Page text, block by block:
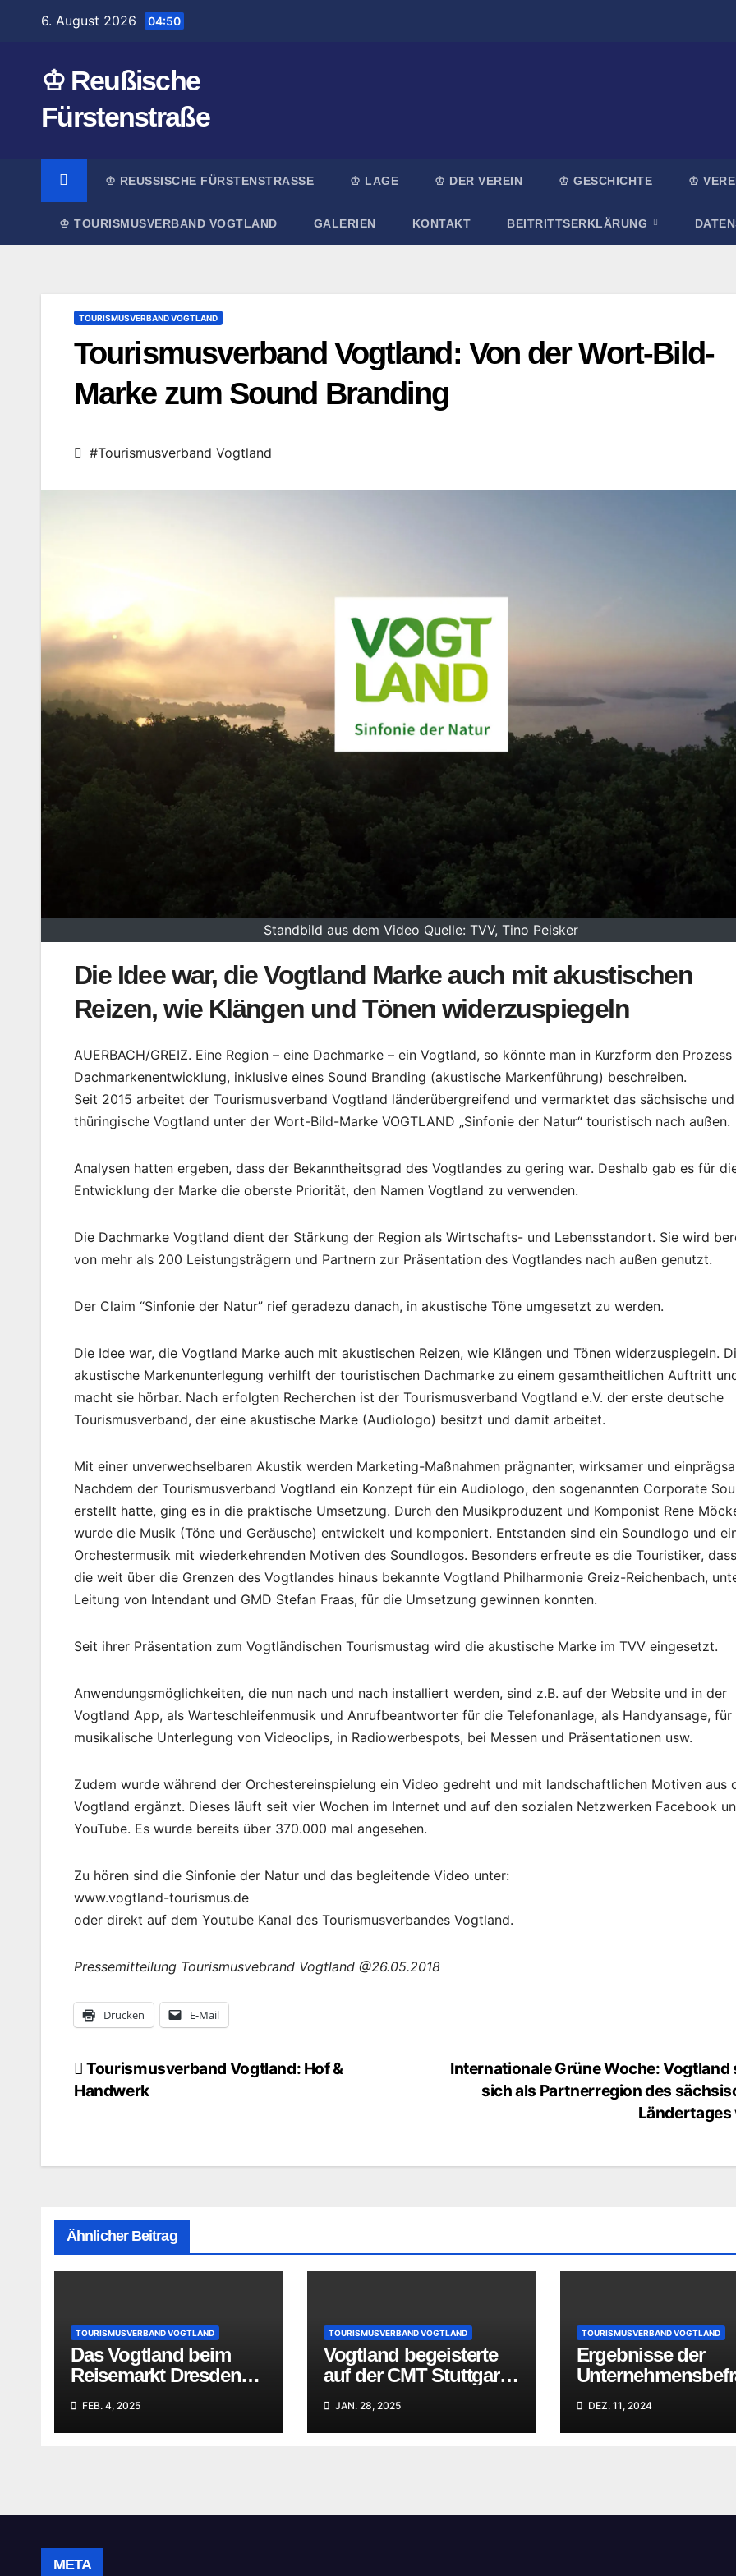
6. August 2026 04:50
♔ Reußische
Fürstenstraße
♔ REUSSISCHE FÜRSTENSTRASSE ♔ LAGE ♔ DER VEREIN ♔ GESCHICHTE ♔
♔ TOURISMUSVERBAND VOGTLAND GALERIEN KONTAKT BEITRITTSERKLÄRUNG
TOURISMUSVERBAND VOGTLAND
Tourismusverband Vogtland: Von der Wort-Bild-
Marke zum Sound Branding
#Tourismusverband Vogtland
Standbild aus dem Video Quelle: TVV, Tino Peisker
Die Idee war, die Vogtland Marke auch mit akustischen
Reizen, wie Klängen und Tönen widerzuspiegeln
AUERBACH/GREIZ. Eine Region – eine Dachmarke – ein Vogtland, so könnte man in Kurzform den
Dachmarkenentwicklung, inklusive eines Sound Branding (akustische Markenführung) beschreiben.
Seit 2015 arbeitet der Tourismusverband Vogtland länderübergreifend und vermarktet das sächsische und
thüringische Vogtland unter der Wort-Bild-Marke VOGTLAND „Sinfonie der Natur“ touristisch nach außen.
Analysen hatten ergeben, dass der Bekanntheitsgrad des Vogtlandes zu gering war. Deshalb gab es für
Entwicklung der Marke die oberste Priorität, den Namen Vogtland zu verwenden.
Die Dachmarke Vogtland dient der Stärkung der Region als Wirtschafts- und Lebensstandort. Sie wird
von mehr als 200 Leistungsträgern und Partnern zur Präsentation des Vogtlandes nach außen genutzt.
Der Claim “Sinfonie der Natur” rief geradezu danach, in akustische Töne umgesetzt zu werden.
Die Idee war, die Vogtland Marke auch mit akustischen Reizen, wie Klängen und Tönen widerzuspiegeln.
akustische Markenunterlegung verhilft der touristischen Dachmarke zu einem gesamtheitlichen Auftritt
macht sie hörbar. Nach erfolgten Recherchen ist der Tourismusverband Vogtland e.V. der erste deutsche
Tourismusverband, der eine akustische Marke (Audiologo) besitzt und damit arbeitet.
Mit einer unverwechselbaren Akustik werden Marketing-Maßnahmen prägnanter, wirksamer und
Nachdem der Tourismusverband Vogtland ein Konzept für ein Audiologo, den sogenannten Corporate
erstellt hatte, ging es in die praktische Umsetzung. Durch den Musikproduzent und Komponist Rene
wurde die Musik (Töne und Geräusche) entwickelt und komponiert. Entstanden sind ein Soundlogo und
Orchestermusik mit wiederkehrenden Motiven des Soundlogos. Besonders erfreute es die Touristiker,
die weit über die Grenzen des Vogtlandes hinaus bekannte Vogtland Philharmonie Greiz-Reichenbach,
Leitung von Intendant und GMD Stefan Fraas, für die Umsetzung gewinnen konnten.
Seit ihrer Präsentation zum Vogtländischen Tourismustag wird die akustische Marke im TVV eingesetzt.
Anwendungsmöglichkeiten, die nun nach und nach installiert werden, sind z.B. auf der Website und in der
Vogtland App, als Warteschleifenmusik und Anrufbeantworter für die Telefonanlage, als Handyansage, für
musikalische Unterlegung von Videoclips, in Radiowerbespots, bei Messen und Präsentationen usw.
Zudem wurde während der Orchestereinspielung ein Video gedreht und mit landschaftlichen Motiven aus
Vogtland ergänzt. Dieses läuft seit vier Wochen im Internet und auf den sozialen Netzwerken Facebook
YouTube. Es wurde bereits über 370.000 mal angesehen.
Zu hören sind die Sinfonie der Natur und das begleitende Video unter:
www.vogtland-tourismus.de
oder direkt auf dem Youtube Kanal des Tourismusverbandes Vogtland.
Pressemitteilung Tourismusvebrand Vogtland @26.05.2018
Drucken E-Mail
Beitragsnavigation
Internationale Grüne Woche: Vogtland
sich als Partnerregion des
Ländertages
Tourismusverband Vogtland: Hof &
Handwerk
Ähnlicher Beitrag
TOURISMUSVERBAND VOGTLAND
Das Vogtland beim
Reisemarkt Dresden
der Januar-Messen
des
FEB. 4, 2025
TOURISMUSVERBAND VOGTLAND
Vogtland begeisterte
auf der CMT Stuttgart:
Messestart mit Fokus
auf Aktivurlaub
JAN. 28, 2025
TOURISMUSVERBAND VOGTLAND
Ergebnisse der
Vogtland
DEZ. 11, 2024
META